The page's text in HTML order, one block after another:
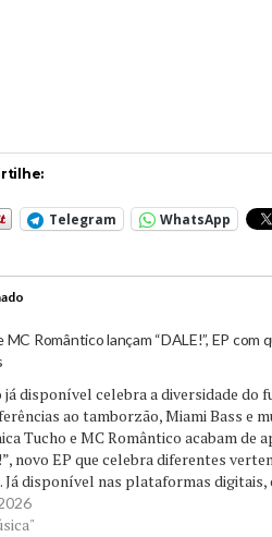
Telegram WhatsApp
MC Romântico lançam “DALE!”, EP com
disponível celebra a diversidade do
ao tamborzão, Miami Bass e
Tucho e MC Romântico acabam de
novo EP que celebra diferentes
Já disponível nas plataformas
faixas compostas pela dupla e